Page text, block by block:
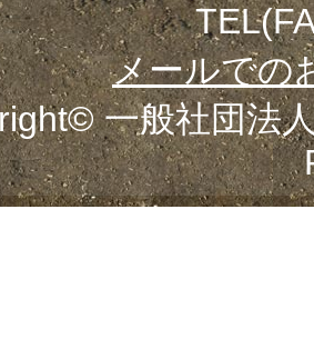
メールでの
一般社団法